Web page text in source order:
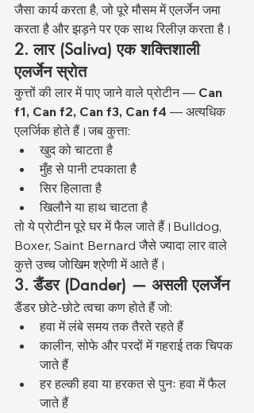
जैसा कार्य करता है, जो पूरे मौसम में एलर्जेन जमा
करता है और झड़ने पर एक साथ रिलीज़ करता है।
2. लार (Saliva) एक शक्तिशाली
एलर्जेन स्रोत
कुत्तों की लार में पाए जाने वाले प्रोटीन — Can
f1, Can f2, Can f3, Can f4 — अत्यधिक
एलर्जिक होते हैं।जब कुत्ता:
खुद को चाटता है
मुँह से पानी टपकाता है
सिर हिलाता है
खिलौने या हाथ चाटता है
तो ये प्रोटीन पूरे घर में फैल जाते हैं।Bulldog,
Boxer, Saint Bernard जैसे ज्यादा लार वाले
कुत्ते उच्च जोखिम श्रेणी में आते हैं।
3. डैंडर (Dander) — असली एलर्जेन
डैंडर छोटे-छोटे त्वचा कण होते हैं जो:
हवा में लंबे समय तक तैरते रहते हैं
कालीन, सोफे और परदों में गहराई तक चिपक
जाते हैं
हर हल्की हवा या हरकत से पुनः हवा में फैल
जाते हैं